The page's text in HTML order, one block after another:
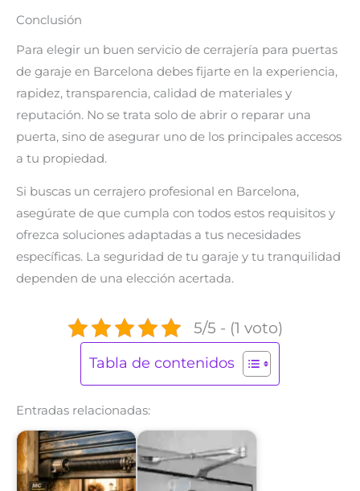
Conclusión
Para elegir un buen servicio de cerrajería para puertas
de garaje en Barcelona debes fijarte en la experiencia,
rapidez, transparencia, calidad de materiales y
reputación. No se trata solo de abrir o reparar una
puerta, sino de asegurar uno de los principales accesos
a tu propiedad.
Si buscas un cerrajero profesional en Barcelona,
asegúrate de que cumpla con todos estos requisitos y
ofrezca soluciones adaptadas a tus necesidades
específicas. La seguridad de tu garaje y tu tranquilidad
dependen de una elección acertada.
5/5 - (1 voto)
Tabla de contenidos
Entradas relacionadas: